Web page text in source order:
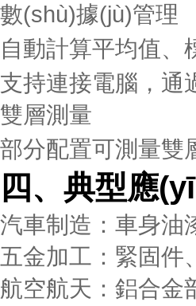
數(shù)據(jù)管理
自動計算平均值
支持連接電腦，
雙層測量
部分配置可測量雙層
四、典型應
汽車制造：車身油
五金加工：緊固件
航空航天：鋁合金